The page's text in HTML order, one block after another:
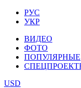
РУС
УКР
ВИДЕО
ФОТО
ПОПУЛЯРНЫЕ
USD